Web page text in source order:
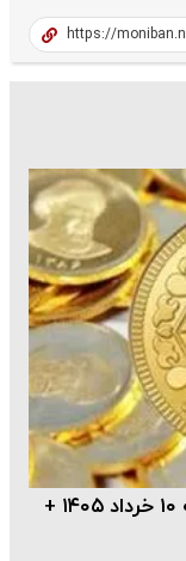
قیمت سکه و قیمت طلا امروز یکشنبه ۱۰ خرداد ۱۴۰۵ +